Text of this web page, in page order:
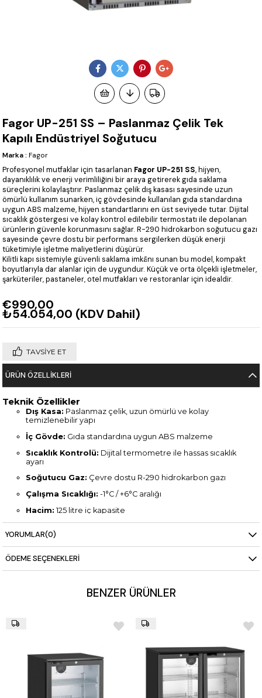
Fagor UP-251 SS – Paslanmaz Çelik Tek
Kapılı Endüstriyel Soğutucu
Marka : Fagor
Profesyonel mutfaklar için tasarlanan Fagor UP-251 SS, hijyen,
dayanıklılık ve enerji verimliliğini bir araya getirerek gıda saklama
süreçlerini kolaylaştırır. Paslanmaz çelik dış kasası sayesinde uzun
ömürlü kullanım sunarken, iç gövdesinde kullanılan gıda standardına
uygun ABS malzeme, hijyen standartlarını en üst seviyede tutar. Dijital
sıcaklık göstergesi ve kolay kontrol edilebilir termostatı ile depolanan
ürünlerin güvenle korunmasını sağlar. R-290 hidrokarbon soğutucu gazı
sayesinde çevre dostu bir performans sergilerken düşük enerji
tüketimiyle işletme maliyetlerini düşürür.
Kilitli kapı sistemiyle güvenli saklama imkânı sunan bu model, kompakt
boyutlarıyla dar alanlar için de uygundur. Küçük ve orta ölçekli işletmeler,
şarküteriler, pastaneler, otel mutfakları ve restoranlar için idealdir.
€990,00
₺54.054,00 (KDV Dahil)
TAVSIYE ET
ÜRÜN ÖZELLIKLERI
Teknik Özellikler
Dış Kasa: Paslanmaz çelik, uzun ömürlü ve kolay
temizlenebilir yapı
İç Gövde: Gıda standardına uygun ABS malzeme
Sıcaklık Kontrolü: Dijital termometre ile hassas sıcaklık
ayarı
Soğutucu Gaz: Çevre dostu R-290 hidrokarbon gazı
Çalışma Sıcaklığı: -1°C / +6°C aralığı
Hacim: 125 litre iç kapasite
sağlar
YORUMLAR(0)
ÖDEME SEÇENEKLERI
BENZER ÜRÜNLER